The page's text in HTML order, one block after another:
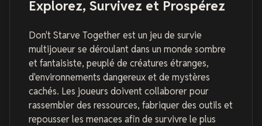
Explorez, Survivez et Prospérez
Don't Starve Together est un jeu de survie
multijoueur se déroulant dans un monde sombre
et fantaisiste, peuplé de créatures étranges,
d'environnements dangereux et de mystères
cachés. Les joueurs doivent collaborer pour
rassembler des ressources, fabriquer des outils et
repousser les menaces afin de survivre le plus